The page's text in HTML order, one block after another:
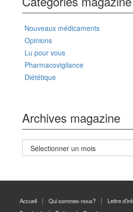
Nouveaux médicaments
Opinions
Lu pour vous
Pharmacovigilance
Diététique
Archives magazine
Archives
magazine
Accueil Qui sommes-nous? Lettre